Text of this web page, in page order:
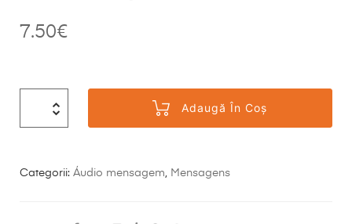
7.50€
Adaugă În Coș
Categorii: Áudio mensagem Mensagens